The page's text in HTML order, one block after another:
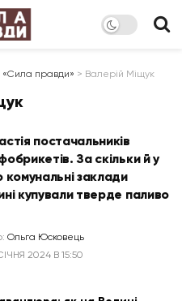
«Сила правди» > Валерій Міщук
постачальників
За скільки й у
комунальні заклади
купували тверде паливо
Ольга Юсковець
2024 В 15:50